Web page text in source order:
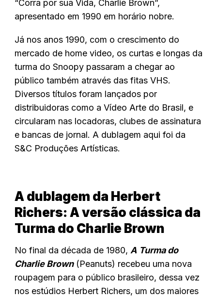
“Corra por sua Vida, Charlie Brown”,
apresentado em 1990 em horário nobre.
Já nos anos 1990, com o crescimento do
mercado de home video, os curtas e longas da
turma do Snoopy passaram a chegar ao
público também através das fitas VHS.
Diversos títulos foram lançados por
distribuidoras como a Vídeo Arte do Brasil, e
circularam nas locadoras, clubes de assinatura
e bancas de jornal. A dublagem aqui foi da
S&C Produções Artísticas.
A dublagem da Herbert
Richers: A versão clássica da
Turma do Charlie Brown
No final da década de 1980, A Turma do
Charlie Brown(Peanuts) recebeu uma nova
roupagem para o público brasileiro, dessa vez
nos estúdios Herbert Richers, um dos maiores